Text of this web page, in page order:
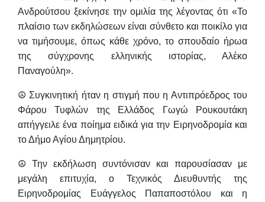
Ανδρούτσου ξεκίνησε την ομιλία της λέγοντας ότι «Το
πλαίσιο των εκδηλώσεων είναι σύνθετο και ποικίλο για
να τιμήσουμε, όπως κάθε χρόνο, το σπουδαίο ήρωα
της σύγχρονης ελληνικής ιστορίας, Αλέκο
Παναγούλη».
☮️ Συγκινητική ήταν η στιγμή που η Αντιπρόεδρος του
Φάρου Τυφλών της Ελλάδος
Γωγώ Ρουκουτάκη
απήγγειλε ένα ποίημα ειδικά για την Ειρηνοδρομία και
το Δήμο Αγίου Δημητρίου.
☮️ Την εκδήλωση συντόνισαν και παρουσίασαν με
μεγάλη επιτυχία, ο Τεχνικός Διευθυντής της
Ειρηνοδρομίας Ευάγγελος Παπαποστόλου και η